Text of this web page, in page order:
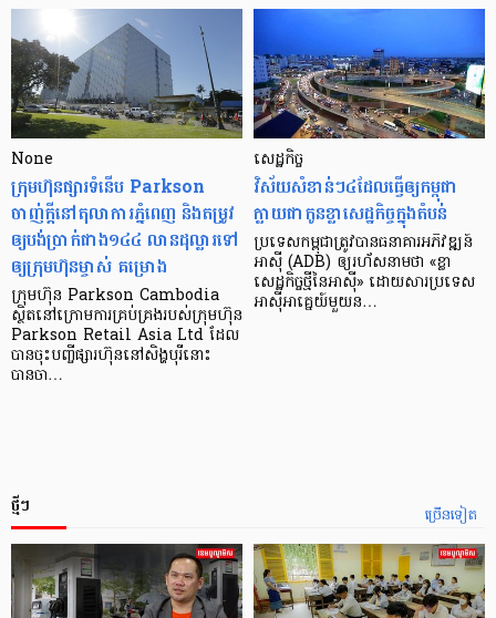
None
ក្រុមហ៊ុនផ្សារទំនើប Parkson
ចាញ់ក្ដីនៅតុលាការភ្នំពេញ និងតម្រូវ
ឲ្យបង់ប្រាក់ជាង១៤៤ លានដុល្លារទៅ
ឲ្យក្រុមហ៊ុនម្ចាស់ គម្រោង
ក្រុមហ៊ុន Parkson Cambodia
ស្ថិតនៅក្រោមការគ្រប់គ្រងរបស់ក្រុមហ៊ុន
Parkson Retail Asia Ltd ដែល
បានចុះបញ្ចីផ្សារហ៊ុននៅសិង្ហបុរីនោះ
បានចា…
សេដ្ឋកិច្ច​
វិស័យ​សំខាន់ៗ​៤​ដែល​ធ្វើ​ឲ្យ​កម្ពុជា​
ក្លាយ​ជា​កូន​ខ្លា​សេដ្ឋកិច្ច​ក្នុង​តំបន់
ប្រទេស​កម្ពុជា​ត្រូវ​បាន​ធនាគារ​អភិវឌ្ឍន៍​
អាស៊ី (ADB) ឲ្យ​រហ័ស​នាមថា «ខ្លា​
សេដ្ឋកិច្ច​ថ្មី​នៃ​អាស៊ី» ដោយសារ​ប្រទេស​
អាស៊ី​អាគ្នេយ៍​មួយ​ន…
ច្រើនទៀត
ថ្មីៗ